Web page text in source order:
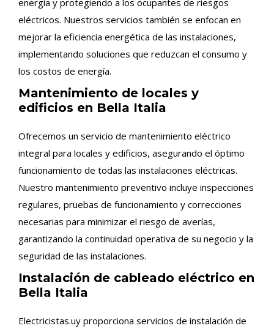
energía y protegiendo a los ocupantes de riesgos
eléctricos. Nuestros servicios también se enfocan en
mejorar la eficiencia energética de las instalaciones,
implementando soluciones que reduzcan el consumo y
los costos de energía.
Mantenimiento de locales y
edificios en Bella Italia
Ofrecemos un servicio de mantenimiento eléctrico
integral para locales y edificios, asegurando el óptimo
funcionamiento de todas las instalaciones eléctricas.
Nuestro mantenimiento preventivo incluye inspecciones
regulares, pruebas de funcionamiento y correcciones
necesarias para minimizar el riesgo de averías,
garantizando la continuidad operativa de su negocio y la
seguridad de las instalaciones.
Instalación de cableado eléctrico en
Bella Italia
Electricistas.uy proporciona servicios de instalación de